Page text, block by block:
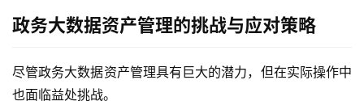
产
品
决
方
政务大数据资产管理的挑战与应对策略
尽管政务大数据资产管理具有巨大的潜力，但在实际操作中
也面临益处挑战。